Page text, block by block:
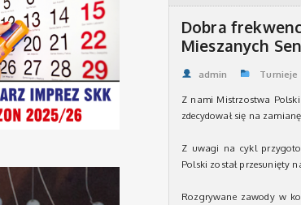
Dobra
Mieszanych
admin Turnieje
Z nami Mistrzostwa Polski
zdecydował się na
Z uwagi na cykl
Polski został przesunięty
Rozgrywane zawody w